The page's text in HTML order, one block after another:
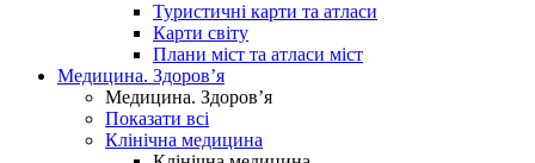
Туристичні карти та атласи
Карти світу
Плани міст та атласи міст
Медицина. Здоров’я
Медицина. Здоров’я
Показати всі
Клінічна медицина